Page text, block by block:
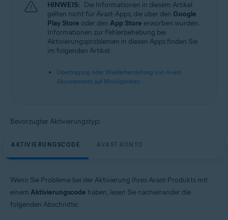
HINWEIS: Die Informationen in diesem Artikel
gelten nicht für Avast-Apps, die über den Google
Play Store oder den App Store erworben wurden.
Informationen zur Fehlerbehebung bei
Aktivierungsproblemen in diesen Apps finden Sie
im folgenden Artikel:
Übertragung oder Wiederherstellung von Avast-
Abonnements auf Mobilgeräten
Bevorzugter Aktivierungstyp:
AKTIVIERUNGSCODE AVAST-KONTO
Wenn Sie Probleme bei der Aktivierung Ihres Avast-Produkts mit
einem Aktivierungscode haben, lesen Sie nacheinander die
folgenden Abschnitte: